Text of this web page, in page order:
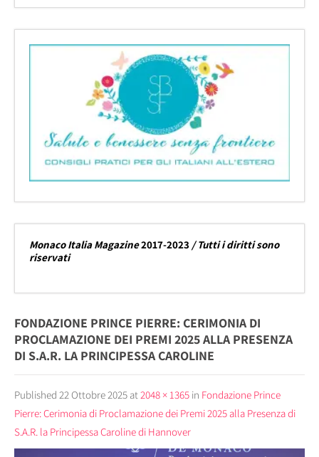
Monaco Italia Magazine2017-2023 / Tutti i diritti sono
riservati
FONDAZIONE PRINCE PIERRE: CERIMONIA DI
PROCLAMAZIONE DEI PREMI 2025 ALLA PRESENZA
DI S.A.R. LA PRINCIPESSA CAROLINE
Published 22 Ottobre 2025 at2048 × 1365 in Fondazione Prince
Pierre: Cerimonia di Proclamazione dei Premi 2025 alla Presenza di
S.A.R. la Principessa Caroline di Hannover